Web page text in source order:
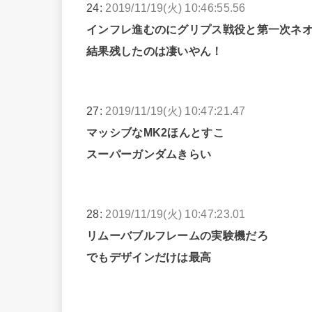
24: 2019/11/19(火) 10:46:55.56
インフレ進むのにグリプス戦役と第一次ネ
結果残したのは凄いやん！
27: 2019/11/19(火) 10:47:21.47
マッシブなMK2ほんとすこ
スーパーガンダムきらい
28: 2019/11/19(火) 10:47:23.01
リムーバブルフレームの実験機だろ
でもデザインだけは最高